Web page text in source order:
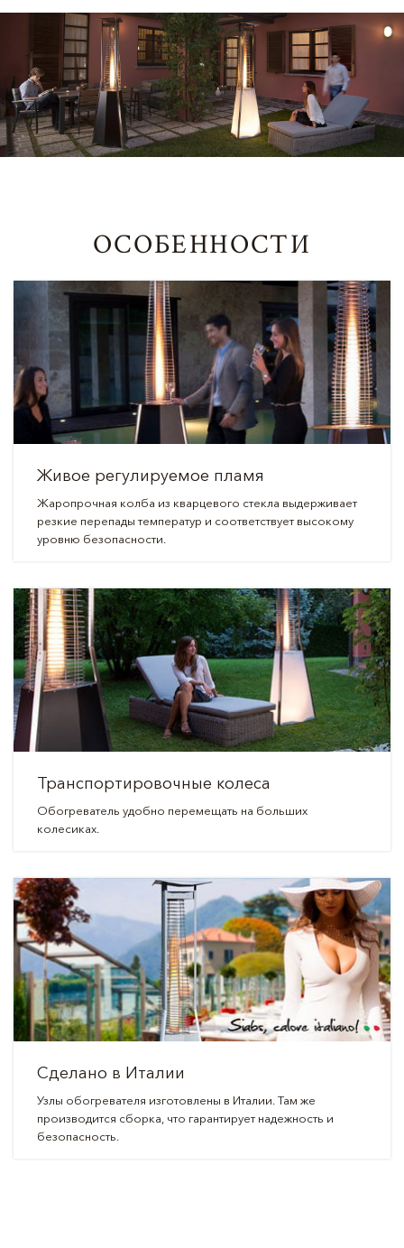
ОСОБЕННОСТИ
Живое регулируемое пламя
Жаропрочная колба из кварцевого стекла выдерживает
резкие перепады температур и соответствует высокому
уровню безопасности.
Транспортировочные колеса
Обогреватель удобно перемещать на больших
колесиках.
Сделано в Италии
Узлы обогревателя изготовлены в Италии. Там же
производится сборка, что гарантирует надежность и
безопасность.